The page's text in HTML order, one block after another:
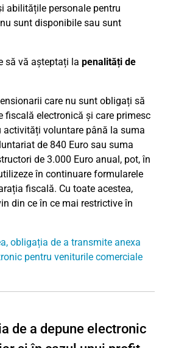
abilitățile personale pentru
sunt disponibile sau sunt
să vă așteptați la penalități de
care nu sunt obligați să
fiscală electronică și care primesc
activități voluntare până la suma
de 840 Euro sau suma
de 3.000 Euro anual, pot, în
în continuare formularele
fiscală. Cu toate acestea,
din ce în ce mai restrictive în
obligația de a transmite anexa
pentru veniturile comerciale
de a depune electronic